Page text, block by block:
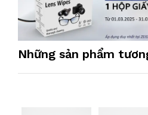
Những sản phẩm